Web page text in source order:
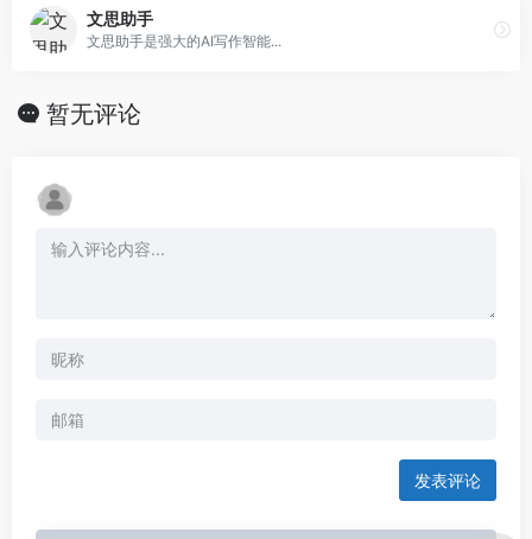
文思助手
文思助手是强大的AI写作智能...
暂无评论
发表评论